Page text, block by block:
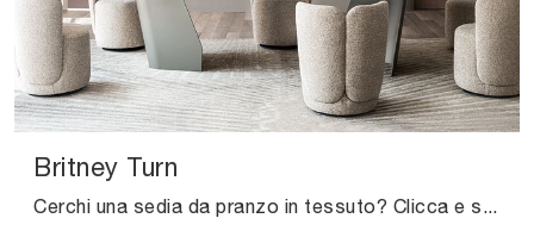
Britney Turn
Cerchi una sedia da pranzo in tessuto? Clicca e scopri il modello Britney Turn di Cattelan Italia per ultimare i tuoi locali perfettamente.